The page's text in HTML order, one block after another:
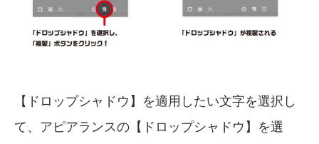
【ドロップシャドウ】を適用したい文字を選択し
て、アピアランスの【ドロップシャドウ】を選